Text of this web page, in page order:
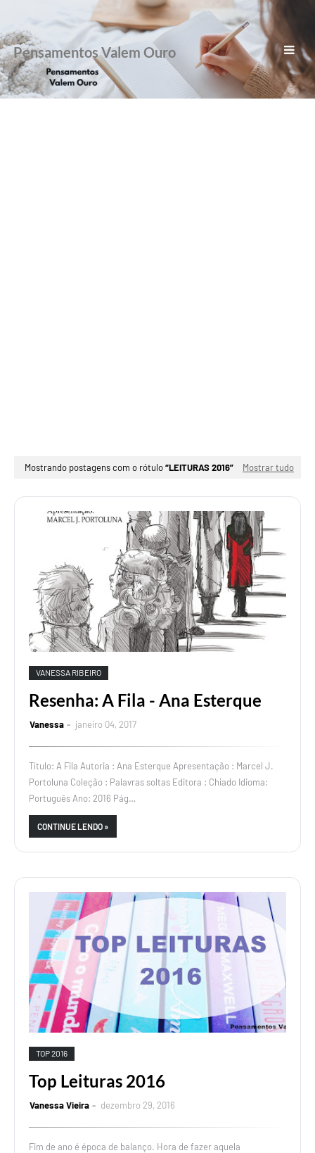
Pensamentos Valem Ouro
Mostrando postagens com o rótulo LEITURAS 2016 Mostrar tudo
VANESSA RIBEIRO
Resenha: A Fila - Ana Esterque
Vanessa janeiro 04, 2017
Título: A Fila Autoria : Ana Esterque Apresentação : Marcel J.
Portoluna Coleção : Palavras soltas Editora : Chiado Idioma:
Português Ano: 2016 Pág…
CONTINUE LENDO »
TOP 2016
Top Leituras 2016
Vanessa Vieira dezembro 29, 2016
Fim de ano é época de balanço. Hora de fazer aquela